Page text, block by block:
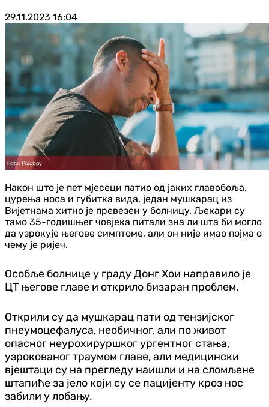
29.11.2023 16:04
Након што је пет мјесеци патио од јаких главобоља,
цурења носа и губитка вида, један мушкарац из
Вијетнама хитно је превезен у болницу. Љекари су
тамо 35-годишњег човјека питали зна ли шта би могло
да узрокује његове симптоме, али он није имао појма о
чему је ријеч.
Особље болнице у граду Донг Хои направило је
ЦТ његове главе и открило бизаран проблем.
Открили су да мушкарац пати од тензијског
пнеумоцефалуса, необичног, али по живот
опасног неурохируршког ургентног стања,
узрокованог траумом главе, али медицински
вјештаци су на прегледу наишли и на сломљене
штапиће за јело који су се пацијенту кроз нос
забили у лобању.